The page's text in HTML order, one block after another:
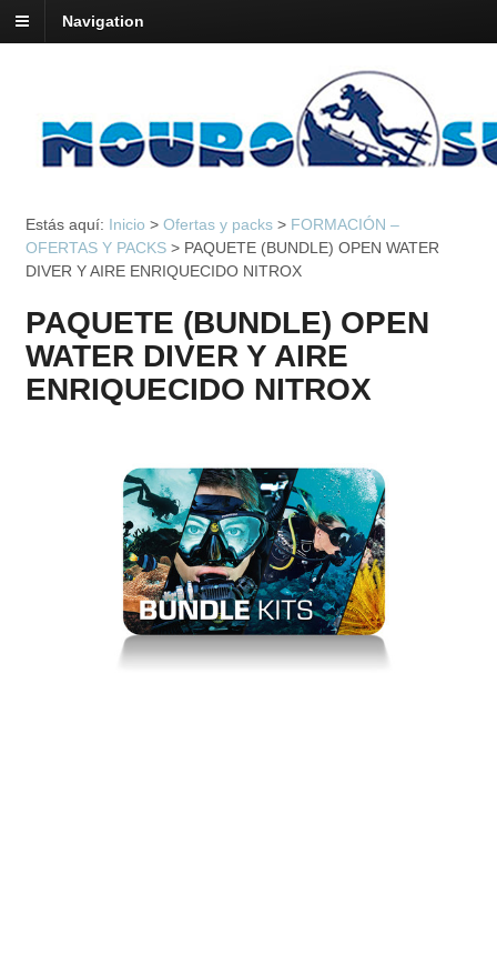
Navigation
Estás aquí: Inicio > Ofertas y packs > FORMACIÓN –
OFERTAS Y PACKS > PAQUETE (BUNDLE) OPEN WATER
DIVER Y AIRE ENRIQUECIDO NITROX
PAQUETE (BUNDLE) OPEN
WATER DIVER Y AIRE
ENRIQUECIDO NITROX